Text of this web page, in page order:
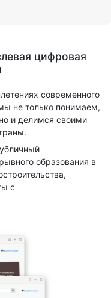
цифровая
современного
не только понимаем,
и делимся своими
образования в
с